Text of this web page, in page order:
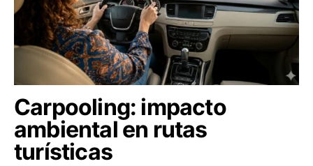
Carpooling: impacto
ambiental en rutas
turísticas